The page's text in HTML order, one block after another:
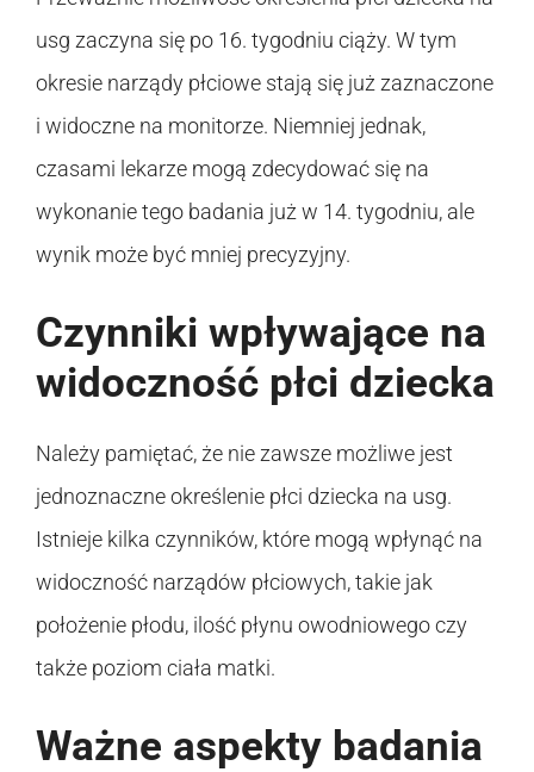
usg zaczyna się po 16. tygodniu ciąży. W tym
okresie narządy płciowe stają się już zaznaczone
i widoczne na monitorze. Niemniej jednak,
czasami lekarze mogą zdecydować się na
wykonanie tego badania już w 14. tygodniu, ale
wynik może być mniej precyzyjny.
Czynniki wpływające na
widoczność płci dziecka
Należy pamiętać, że nie zawsze możliwe jest
jednoznaczne określenie płci dziecka na usg.
Istnieje kilka czynników, które mogą wpłynąć na
widoczność narządów płciowych, takie jak
położenie płodu, ilość płynu owodniowego czy
także poziom ciała matki.
Ważne aspekty badania